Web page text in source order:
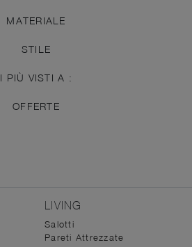
MATERIALE
STILE
I PIÙ VISTI A :
OFFERTE
LIVING
Salotti
Pareti Attrezzate